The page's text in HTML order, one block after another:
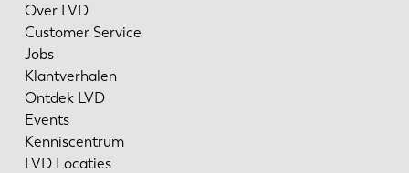
Over LVD
Customer Service
Jobs
Klantverhalen
Ontdek LVD
Events
Kenniscentrum
LVD Locaties